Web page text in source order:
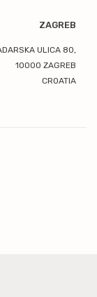
ZAGREB
ULICA 80,
10000 ZAGREB
CROATIA